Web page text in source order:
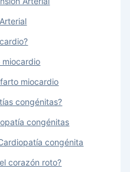
miocardio
miocardio
congénitas?
congénitas
congénita
corazón roto?